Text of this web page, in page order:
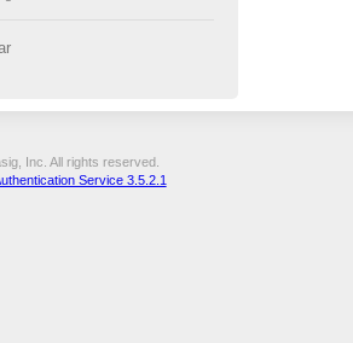
Inc. All rights reserved.
Service 3.5.2.1